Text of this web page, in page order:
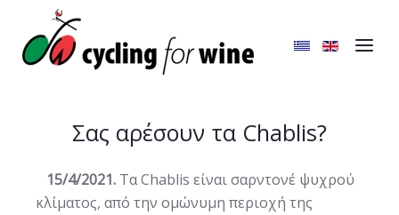
Σας αρέσουν τα Chablis?
15/4/2021. Τα Chablis είναι σαρντονέ ψυχρού
κλίματος, από την ομώνυμη περιοχή της